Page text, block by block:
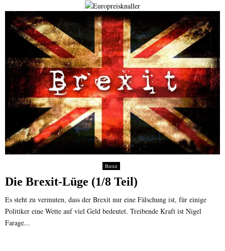
Brexit
Die Brexit-Lüge (1/8 Teil)
Es steht zu vermuten, dass der Brexit nur eine Fälschung ist, für einige
Politiker eine Wette auf viel Geld bedeutet. Treibende Kraft ist Nigel
Farage...